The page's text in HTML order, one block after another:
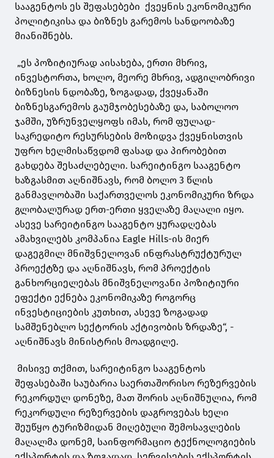
სააგენტოს ეს შეფასებები ქვეყნის ეკონომიკური
პოლიტიკისა და ბიზნეს გარემოს სანდოობაზე
მიანიშნებს.
„ეს პოზიტიურად აისახება, ერთი მხრივ,
ინვესტორთა, ხოლო, მეორე მხრივ, ადგილობრივი
ბიზნესის ნდობაზე, ზოგადად, ქვეყანაში
ბიზნესგარემოს გაუმჯობესებაზე და, საბოლოო
ჯამში, უზრუნველყოფს იმას, რომ ფულად-
საკრედიტო რესურსების მოზიდვა ქვეყნისთვის
უფრო ხელმისაწვდომ ფასად და პირობებით
გახდება შესაძლებელი. სარეიტინგო სააგენტო
ხაზგასმით აღნიშნავს, რომ ბოლო 3 წლის
განმავლობაში საქართველოს ეკონომიკური ზრდა
გლობალურად ერთ-ერთი ყველაზე მაღალი იყო.
ასევე სარეიტინგო სააგენტო ყურადღებას
ამახვილებს კომპანია Eagle Hills-ის მიერ
დაგეგმილ მნიშვნელოვან ინფრასტრუქტურულ
პროექტზე და აღნიშნავს, რომ პროექტის
განხორციელებას მნიშვნელოვანი პოზიტიური
ეფექტი ექნება ეკონომიკაზე როგორც
ინვესტიციების კუთხით, ასევე ზოგადად
სამშენებლო სექტორის აქტივობის ზრდაზე“, -
აღნიშნავს მინისტრის მოადგილე.
მისივე თქმით, სარეიტინგო სააგენტოს
შეფასებაში საუბარია საერთაშორისო რეზერვების
რეკორდულ დონეზე, მათ შორის აღნიშნულია, რომ
რეკორდული რეზერვების დაგროვებას ხელი
შეუწყო ტურიზმიდან მიღებული შემოსავლების
მაღალმა დონემ, საინფორმაციო ტექნოლოგიების